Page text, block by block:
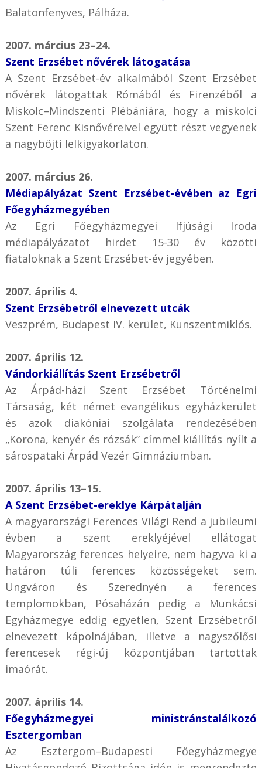
Balatonfenyves, Pálháza.
2007. március 23–24.
Szent Erzsébet nővérek látogatása
A Szent Erzsébet-év alkalmából Szent Erzsébet
nővérek látogattak Rómából és Firenzéből a
Miskolc–Mindszenti Plébániára, hogy a miskolci
Szent Ferenc Kisnővéreivel együtt részt vegyenek
a nagyböjti lelkigyakorlaton.
2007. március 26.
Médiapályázat Szent Erzsébet-évében az Egri
Főegyházmegyében
Az Egri Főegyházmegyei Ifjúsági Iroda
médiapályázatot hirdet 15-30 év közötti
fiataloknak a Szent Erzsébet-év jegyében.
2007. április 4.
Szent Erzsébetről elnevezett utcák
Veszprém, Budapest IV. kerület, Kunszentmiklós.
2007. április 12.
Vándorkiállítás Szent Erzsébetről
Az Árpád-házi Szent Erzsébet Történelmi
Társaság, két német evangélikus egyházkerület
és azok diakóniai szolgálata rendezésében
„Korona, kenyér és rózsák” címmel kiállítás nyílt a
sárospataki Árpád Vezér Gimnáziumban.
2007. április 13–15.
A Szent Erzsébet-ereklye Kárpátalján
A magyarországi Ferences Világi Rend a jubileumi
évben a szent ereklyéjével ellátogat
Magyarország ferences helyeire, nem hagyva ki a
határon túli ferences közösségeket sem.
Ungváron és Szerednyén a ferences
templomokban, Pósaházán pedig a Munkácsi
Egyházmegye eddig egyetlen, Szent Erzsébetről
elnevezett kápolnájában, illetve a nagyszőlősi
ferencesek régi-új központjában tartottak
imaórát.
2007. április 14.
Főegyházmegyei ministránstalálkozó
Esztergomban
Az Esztergom–Budapesti Főegyházmegye